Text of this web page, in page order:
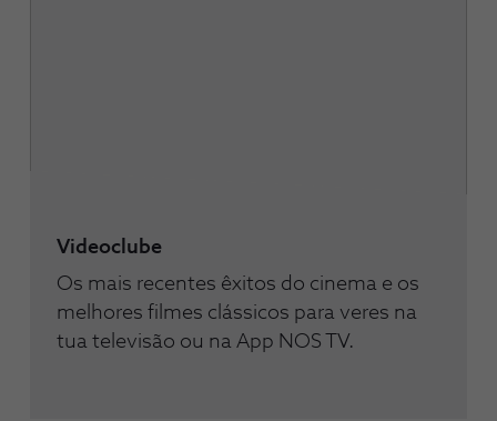
Videoclube
Os mais recentes êxitos do cinema e os
melhores filmes clássicos para veres na
tua televisão ou na App NOS TV.